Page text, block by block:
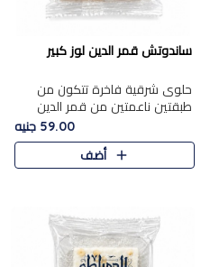
ساندوتش قمر الدين لوز كبير
حلوى شرقية فاخرة تتكون من
طبقتين ناعمتين من قمر الدين
الفاخر، تتوسطهما حشوة غنية من
اللوز المحمص لتمنح مزيجًا متوازنًا
من النعومة والقرمشة. ..
59.00 جنيه
أضف